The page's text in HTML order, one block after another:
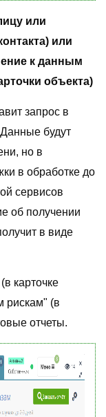
или
или
к данным
объекта)
запрос в
будут
но в
в обработке до
сервисов
об получении
в виде
карточке
рискам" (в
отчеты.